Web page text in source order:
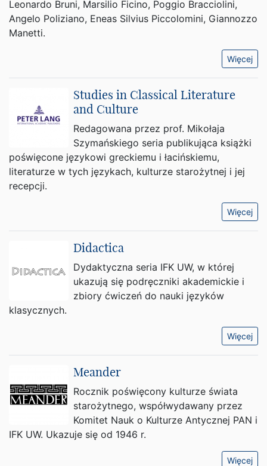
Leonardo Bruni, Marsilio Ficino, Poggio Bracciolini,
Angelo Poliziano, Eneas Silvius Piccolomini, Giannozzo
Manetti.
Więcej
Studies in Classical Literature
and Culture
Redagowana przez prof. Mikołaja
Szymańskiego seria publikująca książki
poświęcone językowi greckiemu i łacińskiemu,
literaturze w tych językach, kulturze starożytnej i jej
recepcji.
Więcej
Didactica
Dydaktyczna seria IFK UW, w której
ukazują się podręczniki akademickie i
zbiory ćwiczeń do nauki języków
klasycznych.
Więcej
Meander
Rocznik poświęcony kulturze świata
starożytnego, współwydawany przez
Komitet Nauk o Kulturze Antycznej PAN i
IFK UW. Ukazuje się od 1946 r.
Więcej